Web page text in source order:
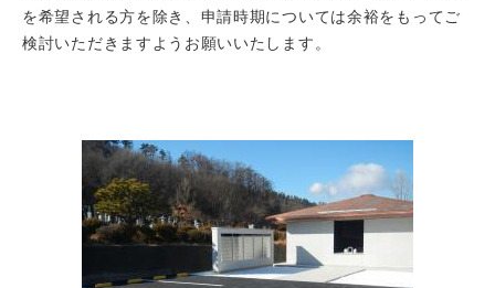
を希望される方を除き、申請時期については余裕をもってご
検討いただきますようお願いいたします。